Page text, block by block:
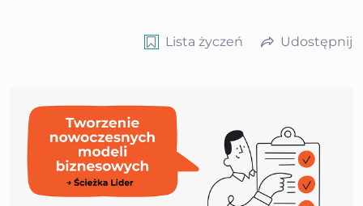
Lista życzeń Udostępnij